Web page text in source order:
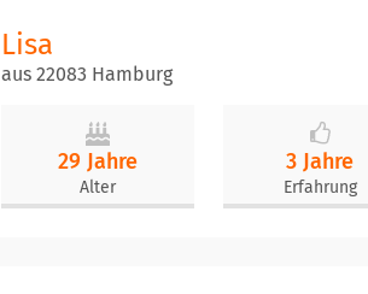
Lisa
aus 22083 Hamburg
29 Jahre
Alter
3 Jahre
Erfahrung